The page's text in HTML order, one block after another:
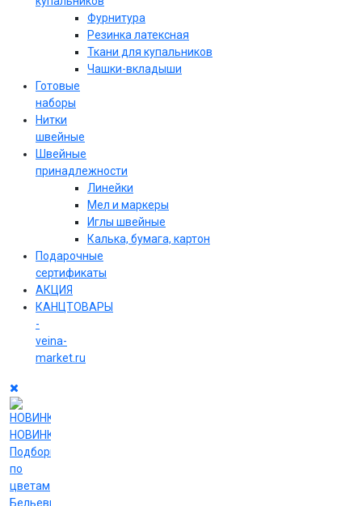
Фурнитура
Резинка латексная
Ткани для купальников
Чашки-вкладыши
Готовые
наборы
Нитки
швейные
Швейные
принадлежности
Линейки
Мел и маркеры
Иглы швейные
Калька, бумага, картон
Подарочные
сертификаты
АКЦИЯ
КАНЦТОВАРЫ
-
veina-
market.ru
НОВИНКИ
Подборки
по
цветам
Бельевые